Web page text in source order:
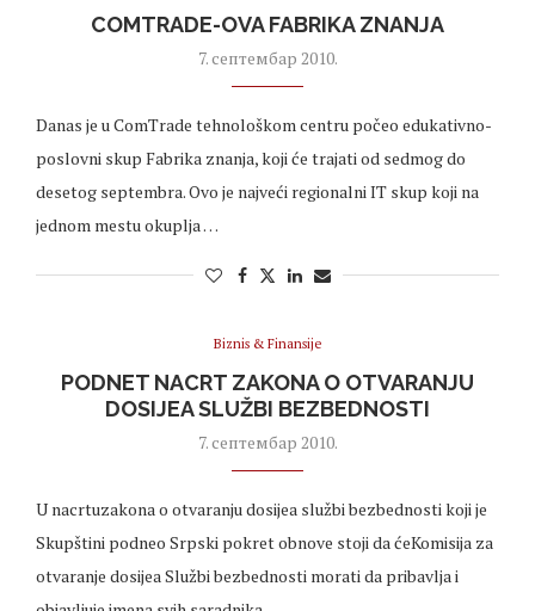
COMTRADE-OVA FABRIKA ZNANJA
7. септембар 2010.
Danas je u ComTrade tehnološkom centru počeo edukativno-
poslovni skup Fabrika znanja, koji će trajati od sedmog do
desetog septembra. Ovo je najveći regionalni IT skup koji na
jednom mestu okuplja …
Biznis & Finansije
PODNET NACRT ZAKONA O OTVARANJU
DOSIJEA SLUŽBI BEZBEDNOSTI
7. септембар 2010.
U nacrtuzakona o otvaranju dosijea službi bezbednosti koji je
Skupštini podneo Srpski pokret obnove stoji da ćeKomisija za
otvaranje dosijea Službi bezbednosti morati da pribavlja i